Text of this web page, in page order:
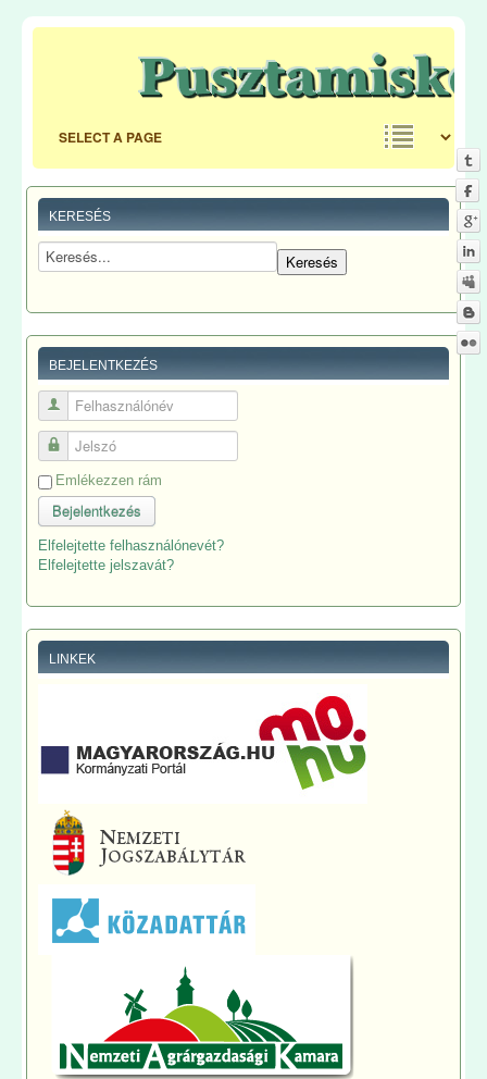
KERESÉS
BEJELENTKEZÉS
Felhasználónév
Jelszó
Emlékezzen rám
Bejelentkezés
Elfelejtette felhasználónevét?
Elfelejtette jelszavát?
LINKEK